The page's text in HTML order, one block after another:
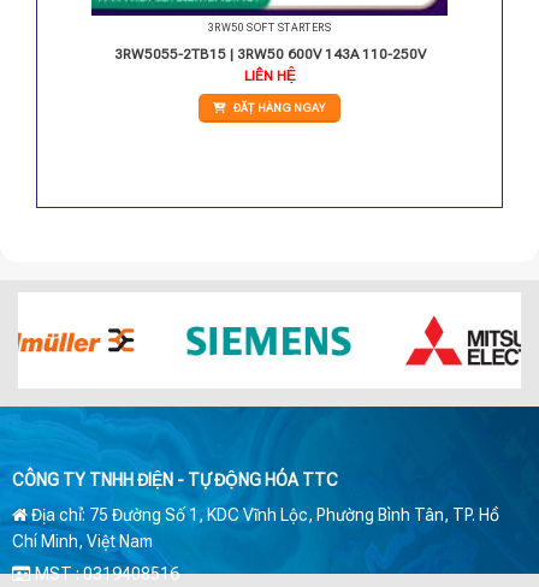
3RW50 SOFT STARTERS
3RW5055-2TB15 | 3RW50 600V 143A 110-250V
LIÊN HỆ
ĐẶT HÀNG NGAY
CÔNG TY TNHH ĐIỆN - TỰ ĐỘNG HÓA TTC
Địa chỉ: 75 Đường Số 1, KDC Vĩnh Lộc, Phường Bình Tân, TP. Hồ
Chí Minh, Việt Nam
MST : 0319408516